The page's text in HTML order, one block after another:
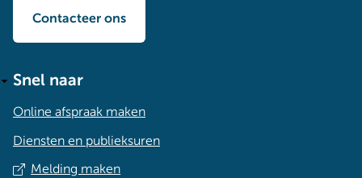
Contacteer ons
Snel naar
Online afspraak maken
Diensten en publieksuren
Melding maken